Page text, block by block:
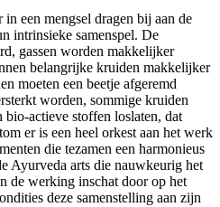
een mengsel dragen bij aan de
intrinsieke samenspel. De
gassen worden makkelijker
belangrijke kruiden makkelijker
moeten een beetje afgeremd
worden, sommige kruiden
actieve stoffen loslaten, dat
er is een heel orkest aan het werk
die tezamen een harmonieus
Ayurveda arts die nauwkeurig het
de werking inschat door op het
deze samenstelling aan zijn